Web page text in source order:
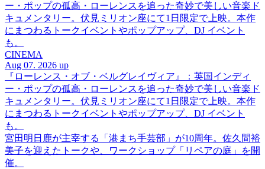
ー・ポップの孤高・ローレンスを追った奇妙で美しい音楽ド
キュメンタリー。伏見ミリオン座にて1日限定で上映。本作
にまつわるトークイベントやポップアップ、DJ イベント
も。
CINEMA
Aug 07. 2026 up
『ローレンス・オブ・ベルグレイヴィア』：英国インディ
ー・ポップの孤高・ローレンスを追った奇妙で美しい音楽ド
キュメンタリー。伏見ミリオン座にて1日限定で上映。本作
にまつわるトークイベントやポップアップ、DJ イベント
も。
宮田明日鹿が主宰する「港まち手芸部」が10周年。佐久間裕
美子を迎えたトークや、ワークショップ「リペアの庭」を開
催。